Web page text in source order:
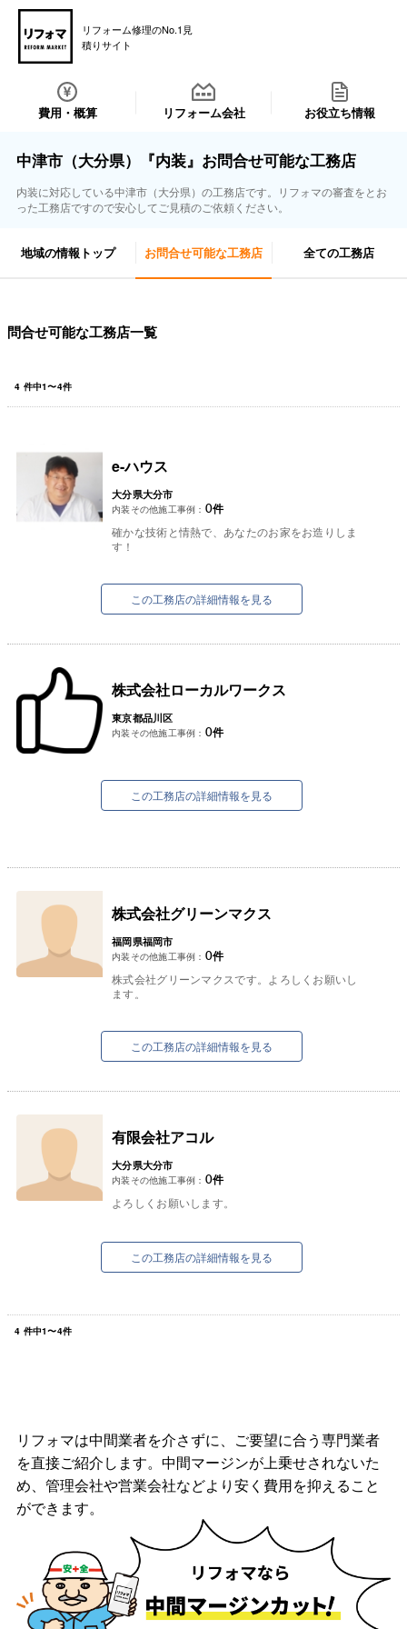
リフォーム修理のNo.1見
積りサイト
費用・概算 リフォーム会社 お役立ち情報
中津市（大分県）『内装』お問合せ可能な工務店
内装に対応している中津市（大分県）の工務店です。リフォマの審査をとお
った工務店ですので安心してご見積のご依頼ください。
地域の情報トップ お問合せ可能な工務店 全ての工務店
問合せ可能な工務店一覧
4 件中1〜4件
e-ハウス
大分県大分市
内装その他施工事例： 0件
確かな技術と情熱で、あなたのお家をお造りしま
す！
この工務店の詳細情報を見る
株式会社ローカルワークス
東京都品川区
内装その他施工事例： 0件
この工務店の詳細情報を見る
株式会社グリーンマクス
福岡県福岡市
内装その他施工事例： 0件
株式会社グリーンマクスです。よろしくお願いし
ます。
この工務店の詳細情報を見る
有限会社アコル
大分県大分市
内装その他施工事例： 0件
よろしくお願いします。
この工務店の詳細情報を見る
4 件中1〜4件
リフォマは中間業者を介さずに、ご要望に合う専門業者
を直接ご紹介します。中間マージンが上乗せされないた
め、管理会社や営業会社などより安く費用を抑えること
ができます。